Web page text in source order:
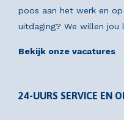
poos aan het werk en
uitdaging? We willen jou
Bekijk onze vacatures
24-UURS SERVICE EN